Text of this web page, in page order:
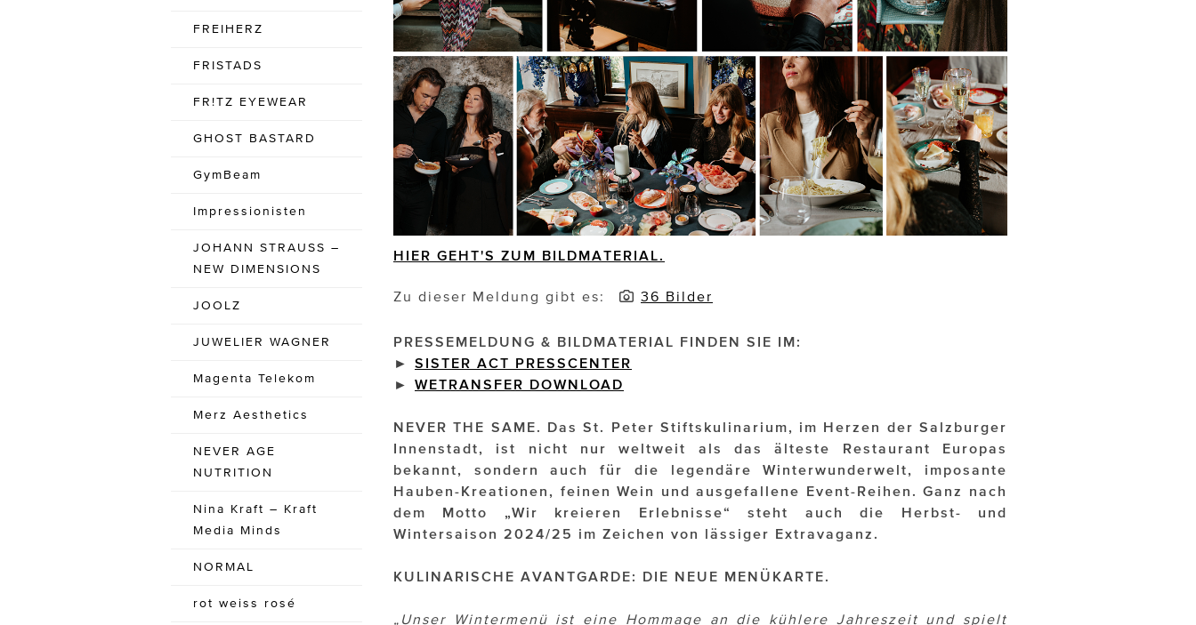
FREIHERZ
FRISTADS
FR!TZ EYEWEAR
GHOST BASTARD
GymBeam
Impressionisten
JOHANN STRAUSS –
NEW DIMENSIONS
JOOLZ
JUWELIER WAGNER
Magenta Telekom
Merz Aesthetics
NEVER AGE
NUTRITION
Nina Kraft – Kraft
Media Minds
NORMAL
rot weiss rosé
HIER GEHT'S ZUM BILDMATERIAL.
Zu dieser Meldung gibt es: 36 Bilder
PRESSEMELDUNG & BILDMATERIAL FINDEN SIE IM:
► SISTER ACT PRESSCENTER
► WETRANSFER DOWNLOAD
NEVER THE SAME. Das St. Peter Stiftskulinarium, im Herzen der Salzburger
Innenstadt, ist nicht nur weltweit als das älteste Restaurant Europas
bekannt, sondern auch für die legendäre Winterwunderwelt, imposante
Hauben-Kreationen, feinen Wein und ausgefallene Event-Reihen. Ganz nach
dem Motto „Wir kreieren Erlebnisse“ steht auch die Herbst- und
Wintersaison 2024/25 im Zeichen von lässiger Extravaganz.
KULINARISCHE AVANTGARDE: DIE NEUE MENÜKARTE.
„Unser Wintermenü ist eine Hommage an die kühlere Jahreszeit und spielt